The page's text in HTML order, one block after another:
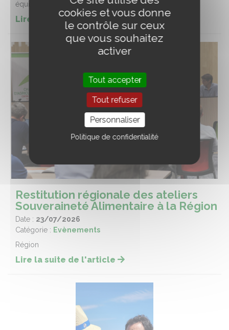
équitation
Lire la suite de l'article
Restitution régionale des ateliers
Souveraineté Alimentaire à la Région
Date : 23/07/2026
Catégorie : Evènements
Région
Lire la suite de l'article
cookies et vous donne
le contrôle sur ceux
que vous souhaitez
activer
Tout accepter
Tout refuser
Personnaliser
Politique de confidentialité